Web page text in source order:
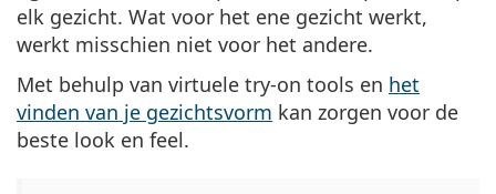
elk gezicht. Wat voor het ene gezicht werkt,
werkt misschien niet voor het andere.
Met behulp van virtuele try-on tools en het
vinden van je gezichtsvorm kan zorgen voor de
beste look en feel.